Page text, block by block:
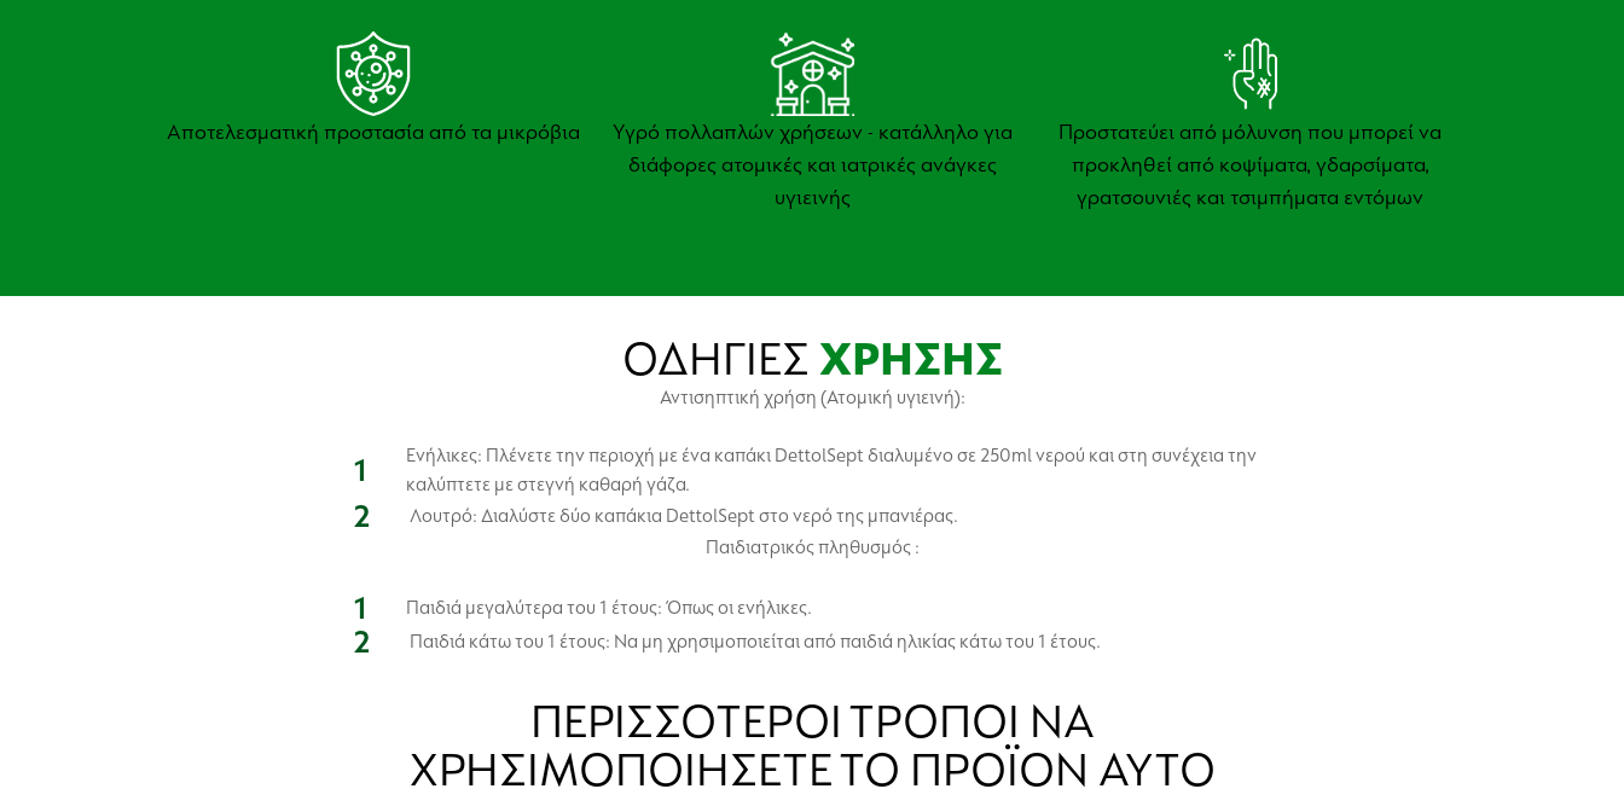
Αποτελεσματική προστασία από τα μικρόβια
Υγρό πολλαπλών χρήσεων - κατάλληλο για
διάφορες ατομικές και ιατρικές ανάγκες
υγιεινής
Προστατεύει από μόλυνση που μπορεί να
προκληθεί από κοψίματα, γδαρσίματα,
γρατσουνιές και τσιμπήματα εντόμων
ΟΔΗΓΙΕΣ ΧΡΗΣΗΣ
Αντισηπτική χρήση (Ατομική υγιεινή):
Ενήλικες: Πλένετε την περιοχή με ένα καπάκι DettolSept διαλυμένο σε 250ml νερού και στη συνέχεια την
καλύπτετε με στεγνή καθαρή γάζα.
Λουτρό: Διαλύστε δύο καπάκια DettolSept στο νερό της μπανιέρας.
Παιδιατρικός πληθυσμός :
Παιδιά μεγαλύτερα του 1 έτους: Όπως οι ενήλικες.
Παιδιά κάτω του 1 έτους: Να μη χρησιμοποιείται από παιδιά ηλικίας κάτω του 1 έτους.
ΠΕΡΙΣΣΌΤΕΡΟΙ ΤΡΌΠΟΙ ΝΑ
ΧΡΗΣΙΜΟΠΟΙΉΣΕΤΕ ΤΟ ΠΡΟΪΌΝ ΑΥΤΌ